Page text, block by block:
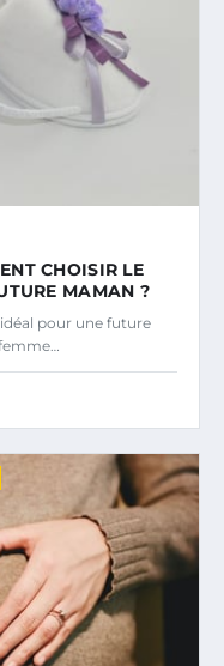
CHOISIR LE
MAMAN ?
pour une future